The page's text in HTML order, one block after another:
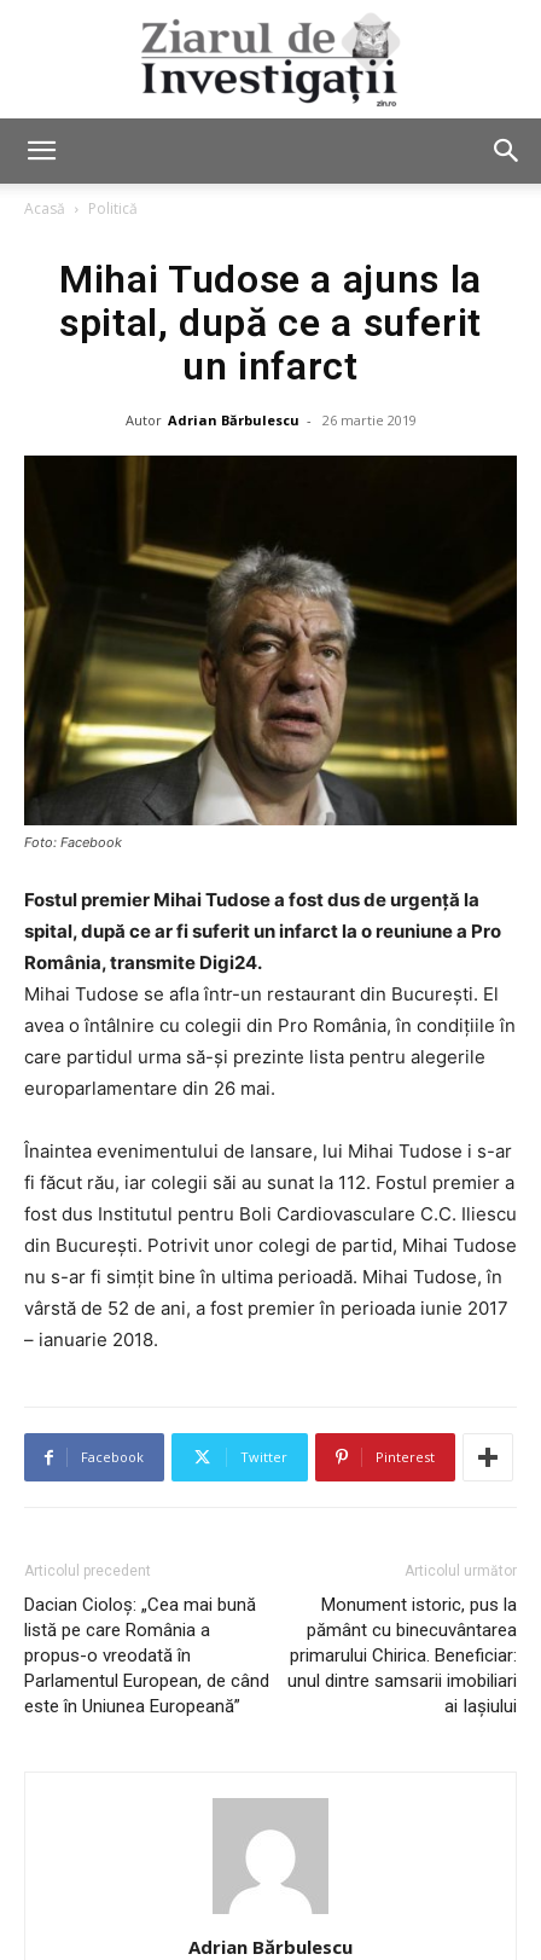
de
Acasă Politică
Mihai Tudose a ajuns la
spital, după ce a suferit
un infarct
Autor Adrian Bărbulescu - 26 martie 2019
Foto: Facebook
Fostul premier Mihai Tudose a fost dus de urgenţă la
spital, după ce ar fi suferit un infarct la o reuniune a Pro
România, transmite Digi24.
Mihai Tudose se afla într-un restaurant din Bucureşti. El
avea o întâlnire cu colegii din Pro România, în condiţiile în
care partidul urma să-şi prezinte lista pentru alegerile
europarlamentare din 26 mai.
Înaintea evenimentului de lansare, lui Mihai Tudose i s-ar
fi făcut rău, iar colegii săi au sunat la 112. Fostul premier a
fost dus Institutul pentru Boli Cardiovasculare C.C. Iliescu
din Bucureşti. Potrivit unor colegi de partid, Mihai Tudose
nu s-ar fi simţit bine în ultima perioadă. Mihai Tudose, în
vârstă de 52 de ani, a fost premier în perioada iunie 2017
– ianuarie 2018.
Facebook Twitter Pinterest
Articolul precedent
Dacian Cioloș: „Cea mai bună
listă pe care România a
propus-o vreodată în
Parlamentul European, de când
este în Uniunea Europeană”
Articolul următor
Monument istoric, pus la
pământ cu binecuvântarea
primarului Chirica. Beneficiar:
unul dintre samsarii imobiliari
ai Iașiului
Adrian Bărbulescu